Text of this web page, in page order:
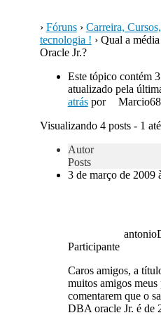
› Fóruns › Carreira,
tecnologia ! › Qual a
Oracle Jr.?
Este tópico contém
atualizado pela
atráspor
Visualizando 4 posts - 1
Autor
Posts
3 de março de 2009
Participante
Caros amigos, a
muitos amigos
comentarem que o
DBA oracle Jr. é de